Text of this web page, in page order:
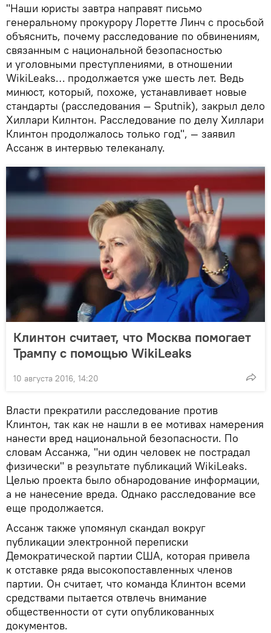
"Наши юристы завтра направят письмо
генеральному прокурору Лоретте Линч с просьбой
объяснить, почему расследование по обвинениям,
связанным с национальной безопасностью
и уголовными преступлениями, в отношении
WikiLeaks… продолжается уже шесть лет. Ведь
минюст, который, похоже, устанавливает новые
стандарты (расследования — Sputnik), закрыл дело
Хиллари Килнтон. Расследование по делу Хиллари
Клинтон продолжалось только год", — заявил
Ассанж в интервью телеканалу.
Клинтон считает, что Москва помогает
Трампу с помощью WikiLeaks
10 августа 2016, 14:20
Власти прекратили расследование против
Клинтон, так как не нашли в ее мотивах намерения
нанести вред национальной безопасности. По
словам Ассанжа, "ни один человек не пострадал
физически" в результате публикаций WikiLeaks.
Целью проекта было обнародование информации,
а не нанесение вреда. Однако расследование все
еще продолжается.
Ассанж также упомянул скандал вокруг
публикации электронной переписки
Демократической партии США, которая привела
к отставке ряда высокопоставленных членов
партии. Он считает, что команда Клинтон всеми
средствами пытается отвлечь внимание
общественности от сути опубликованных
документов.